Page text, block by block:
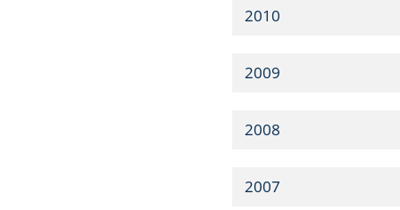
2010
2009
2008
2007